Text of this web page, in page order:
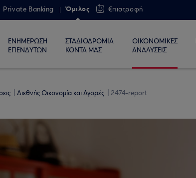
Private Banking Όμιλος €πιστροφή
ΕΝΗΜΕΡΩΣΗ
ΕΠΕΝΔΥΤΩΝ
ΣΤΑΔΙΟΔΡΟΜΙΑ
ΚΟΝΤΑ ΜΑΣ
ΟΙΚΟΝΟΜΙΚΕΣ
ΑΝΑΛΥΣΕΙΣ
Διεθνής Οικονομία και Αγορές 2474-report